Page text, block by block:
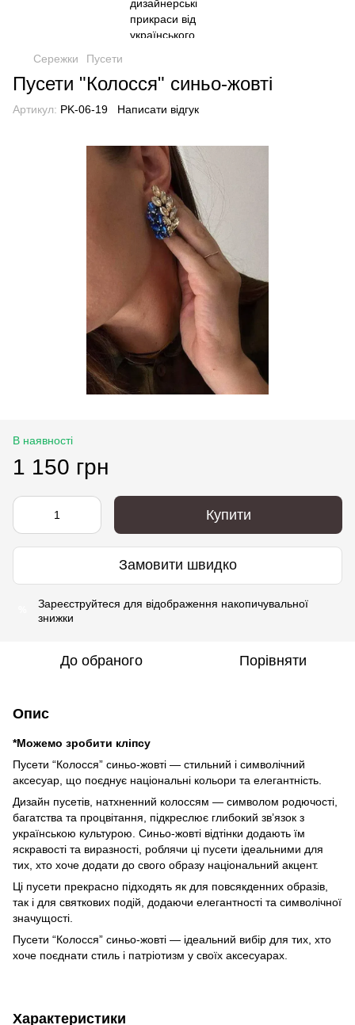
Сережки Пусети
Пусети "Колосся" синьо-жовті
Артикул: PK-06-19 Написати відгук
В наявності
1 150 грн
Купити
Замовити швидко
Зареєструйтеся для відображення накопичувальної
знижки
До обраного Порівняти
Опис
*Можемо зробити кліпсу
Пусети “Колосся” синьо-жовті — стильний і символічний
аксесуар, що поєднує національні кольори та елегантність.
Дизайн пусетів, натхненний колоссям — символом родючості,
багатства та процвітання, підкреслює глибокий зв’язок з
українською культурою. Синьо-жовті відтінки додають їм
яскравості та виразності, роблячи ці пусети ідеальними для
тих, хто хоче додати до свого образу національний акцент.
Ці пусети прекрасно підходять як для повсякденних образів,
так і для святкових подій, додаючи елегантності та символічної
значущості.
Пусети “Колосся” синьо-жовті — ідеальний вибір для тих, хто
хоче поєднати стиль і патріотизм у своїх аксесуарах.
Характеристики